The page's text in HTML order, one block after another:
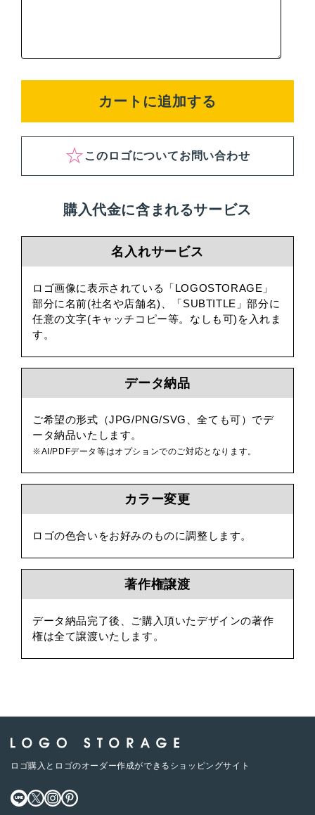
カートに追加する
このロゴについてお問い合わせ
購入代金に含まれるサービス
名入れサービス
ロゴ画像に表示されている「LOGOSTORAGE」
部分に名前(社名や店舗名)、「SUBTITLE」部分に
任意の文字(キャッチコピー等。なしも可)を入れま
す。
データ納品
ご希望の形式（JPG/PNG/SVG、全ても可）でデ
ータ納品いたします。
※AI/PDFデータ等はオプションでのご対応となります。
カラー変更
ロゴの色合いをお好みのものに調整します。
著作権譲渡
データ納品完了後、ご購入頂いたデザインの著作
権は全て譲渡いたします。
ロゴ購入とロゴのオーダー作成ができるショッピングサイト